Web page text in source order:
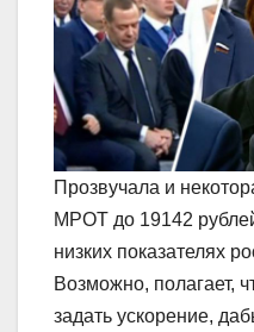
Прозвучала и
МРОТ до 19142
низких показателях
Возможно, полагает,
задать ускорение,